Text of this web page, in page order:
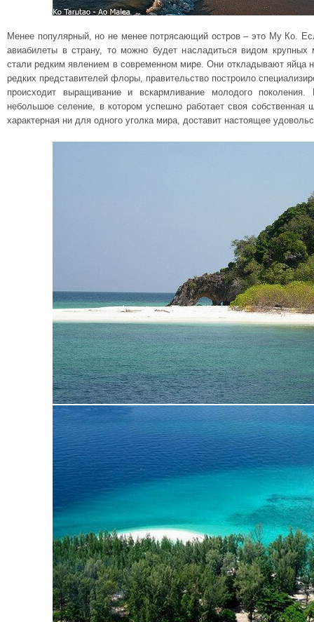
Менее популярный, но не менее потрясающий остров – это Му Ко.
авиабилеты в страну, то можно будет насладиться видом крупных
стали редким явлением в современном мире. Они откладывают яйца
редких представителей флоры, правительство построило
происходит выращивание и вскармливание молодого поколения.
небольшое селение, в котором успешно работает своя собственная
характерная ни для одного уголка мира, доставит настоящее